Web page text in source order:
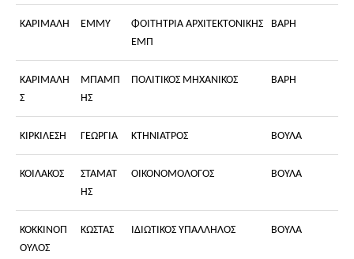
ΚΑΡΙΜΑΛΗ ΕΜΜΥ
ΦΟΙΤΗΤΡΙΑ ΑΡΧΙΤΕΚΤΟΝΙΚΗΣ
ΕΜΠ
ΒΑΡΗ
ΚΑΡΙΜΑΛΗ
Σ
ΜΠΑΜΠ
ΗΣ
ΠΟΛΙΤΙΚΟΣ ΜΗΧΑΝΙΚΟΣ ΒΑΡΗ
ΚΙΡΚΙΛΕΣΗ ΓΕΩΡΓΙΑ ΚΤΗΝΙΑΤΡΟΣ ΒΟΥΛΑ
ΚΟΙΛΑΚΟΣ
ΣΤΑΜΑΤ
ΗΣ
ΟΙΚΟΝΟΜΟΛΟΓΟΣ ΒΟΥΛΑ
ΚΟΚΚΙΝΟΠ
ΟΥΛΟΣ
ΚΩΣΤΑΣ ΙΔΙΩΤΙΚΟΣ ΥΠΑΛΛΗΛΟΣ ΒΟΥΛΑ